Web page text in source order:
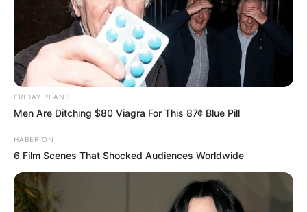
FRIDAY PLANS
Men Are Ditching $80 Viagra For This 87¢ Blue Pill
HABERION
6 Film Scenes That Shocked Audiences Worldwide